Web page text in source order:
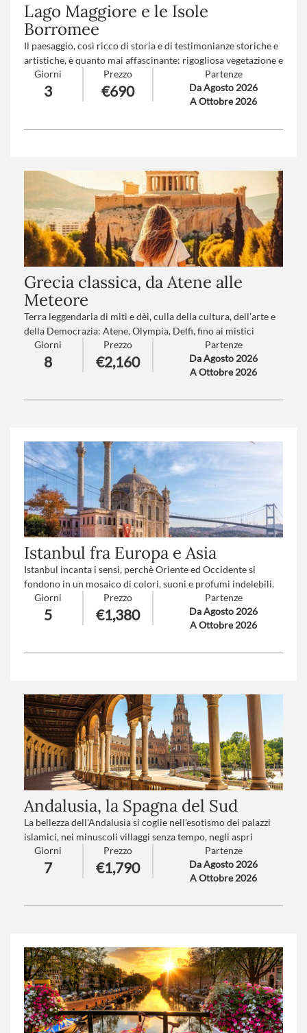
Lago Maggiore e le Isole
Borromee
Il paesaggio, così ricco di storia e di testimonianze storiche e
artistiche, è quanto mai affascinante: rigogliosa vegetazione e
ardite architetture fino alle isole intitolate alla famiglia
Borromeo, che seppe costruire qui sontuosi palazzi e
circondarli di splendidi giardini. I Laghi Maggiore e d’Orta ci
dietro le onde.
Giorni
3
Prezzo
€690
Partenze
Da Agosto 2026
A Ottobre 2026
Grecia classica, da Atene alle
Meteore
Terra leggendaria di miti e dèi, culla della cultura, dell’arte e
della Democrazia: Atene, Olympia, Delfi, fino ai mistici
Monasteri delle Meteore.. scopri i segreti della Grecia,
incantevole luogo baciato dal sole e accarezzato dalle dolci
onde del Mediterraneo.
Giorni
8
Prezzo
€2,160
Partenze
Da Agosto 2026
A Ottobre 2026
Istanbul fra Europa e Asia
Istanbul incanta i sensi, perchè Oriente ed Occidente si
fondono in un mosaico di colori, suoni e profumi indelebili.
Per i suoi mille volti, le 200 Moschee, i palazzi reali da
capogiro, le architetture romane e ottomane.
Giorni
5
Prezzo
€1,380
Partenze
Da Agosto 2026
A Ottobre 2026
Andalusia, la Spagna del Sud
La bellezza dell'Andalusia si coglie nell'esotismo dei palazzi
islamici, nei minuscoli villaggi senza tempo, negli aspri
paesaggi montuosi: Terra di flamenco, fieste e tauromachia,
questa regione possiede un patrimonio d'origine tanto
spagnola quanto moresca.
Giorni
7
Prezzo
€1,790
Partenze
Da Agosto 2026
A Ottobre 2026